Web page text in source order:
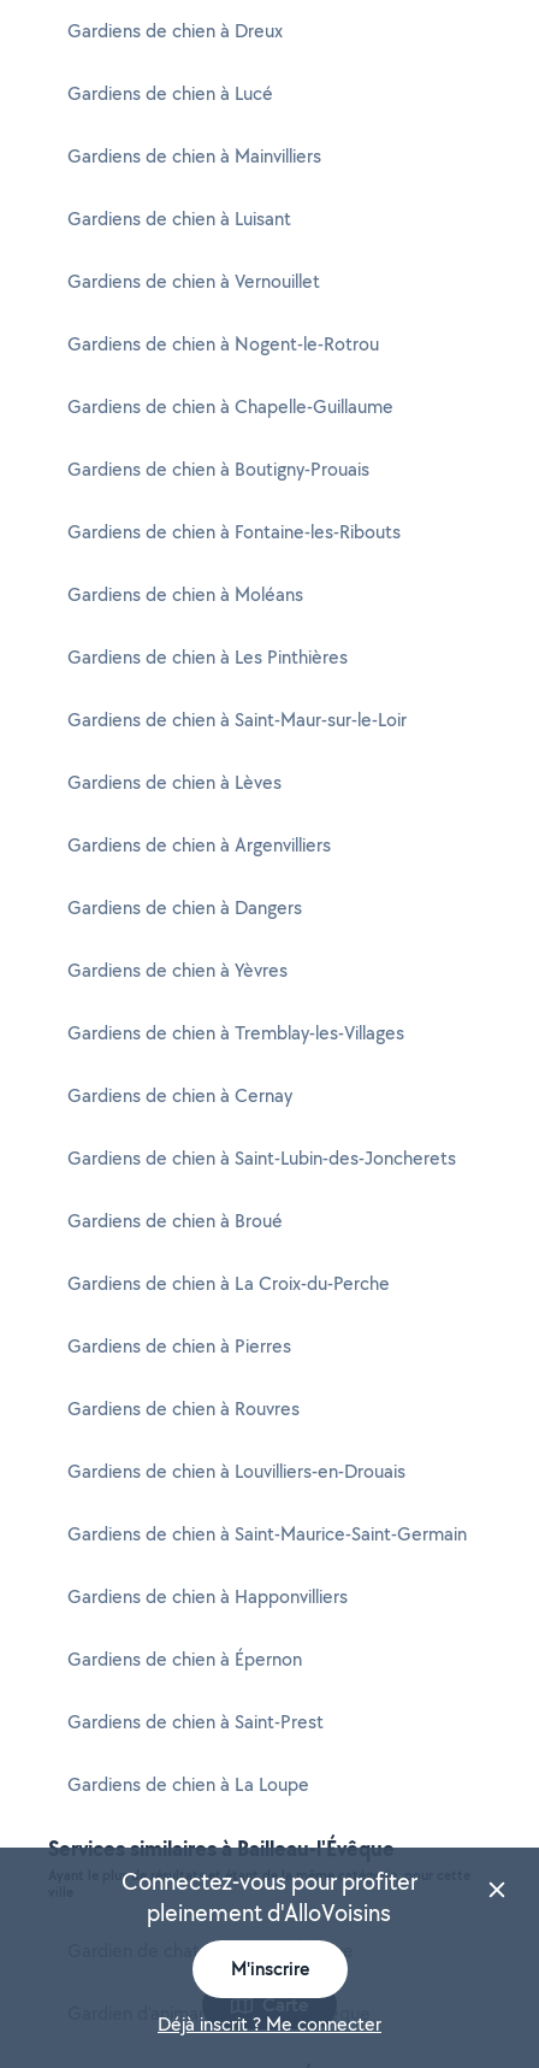
Gardiens de chien à Dreux
Gardiens de chien à Lucé
Gardiens de chien à Mainvilliers
Gardiens de chien à Luisant
Gardiens de chien à Vernouillet
Gardiens de chien à Nogent-le-Rotrou
Gardiens de chien à Chapelle-Guillaume
Gardiens de chien à Boutigny-Prouais
Gardiens de chien à Fontaine-les-Ribouts
Gardiens de chien à Moléans
Gardiens de chien à Les Pinthières
Gardiens de chien à Saint-Maur-sur-le-Loir
Gardiens de chien à Lèves
Gardiens de chien à Argenvilliers
Gardiens de chien à Dangers
Gardiens de chien à Yèvres
Gardiens de chien à Tremblay-les-Villages
Gardiens de chien à Cernay
Gardiens de chien à Saint-Lubin-des-Joncherets
Gardiens de chien à Broué
Gardiens de chien à La Croix-du-Perche
Gardiens de chien à Pierres
Gardiens de chien à Rouvres
Gardiens de chien à Louvilliers-en-Drouais
Gardiens de chien à Saint-Maurice-Saint-Germain
Gardiens de chien à Happonvilliers
Gardiens de chien à Épernon
Gardiens de chien à Saint-Prest
Gardiens de chien à La Loupe
Services similaires à Bailleau-l'Évêque
Ayant le plus de résultats et étant de la même catégorie, pour cette
Gardien de chat à Bailleau-l'Évêque
Gardien d'animaux à Bailleau-l'Évêque
Carte
Connectez-vous pour profiter
pleinement d'AlloVoisins
M'inscrire
Déjà inscrit ? Me connecter